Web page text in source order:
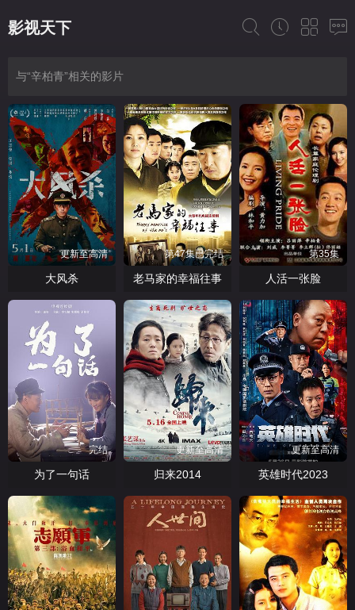
影视天下
与“辛柏青”相关的影片
更新至高清
大风杀
第47集已完结
老马家的幸福往事
第35集
人活一张脸
完结
为了一句话
更新至高清
归来2014
更新至高清
英雄时代2023